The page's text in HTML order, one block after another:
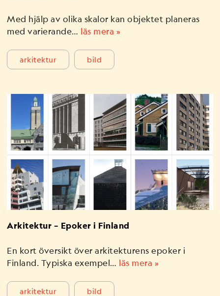
Med hjälp av olika skalor kan objektet planeras
med varierande… läs mera »
arkitektur bild
Arkitektur – Epoker i Finland
En kort översikt över arkitekturens epoker i
Finland. Typiska exempel… läs mera »
arkitektur bild